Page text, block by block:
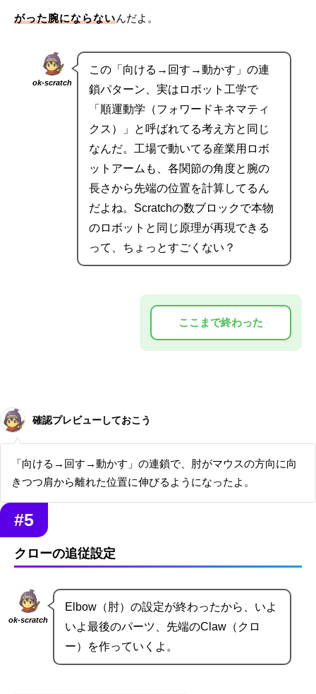
がった腕にならないんだよ。
ok-scratch
この「向ける→回す→動かす」の連
鎖パターン、実はロボット工学で
「順運動学（フォワードキネマティ
クス）」と呼ばれてる考え方と同じ
なんだ。工場で動いてる産業用ロボ
ットアームも、各関節の角度と腕の
長さから先端の位置を計算してるん
だよね。Scratchの数ブロックで本物
のロボットと同じ原理が再現できる
って、ちょっとすごくない？
確認プレビューしておこう
「向ける→回す→動かす」の連鎖で、肘がマウスの方向に向
きつつ肩から離れた位置に伸びるようになったよ。
#5
クローの追従設定
ok-scratch
Elbow（肘）の設定が終わったから、いよ
いよ最後のパーツ、先端のClaw（クロ
ー）を作っていくよ。